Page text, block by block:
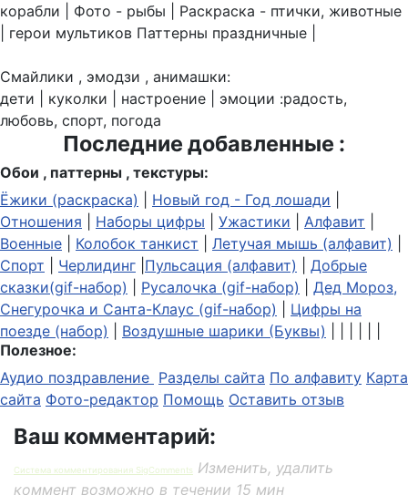
корабли | Фото - рыбы | Раскраска - птички, животные
| герои мультиков Паттерны праздничные |
Смайлики , эмодзи , анимашки:
дети | куколки | настроение | эмоции :радость,
любовь, спорт, погода
Последние добавленные :
Обои , паттерны , текстуры:
Ёжики (раскраска)
Новый год - Год лошади
Отношения
Наборы цифры Ужастики Алфавит
Военные
Колобок танкист Летучая мышь (алфавит)
Спорт
Черлидинг Пульсация (алфавит)
Добрые
сказки(gif-набор)
Русалочка (gif-набор)
Дед Мороз,
Снегурочка и Санта-Клаус (gif-набор)
Цифры на
поезде (набор)
Воздушные шарики (Буквы)
Полезное:
Аудио поздравление Разделы сайта По алфавиту Карта
сайта Фото-редактор Помощь Оставить отзыв
Ваш комментарий:
Система комментирования SigComments
Изменить, удалить
коммент возможно в течении 15 мин